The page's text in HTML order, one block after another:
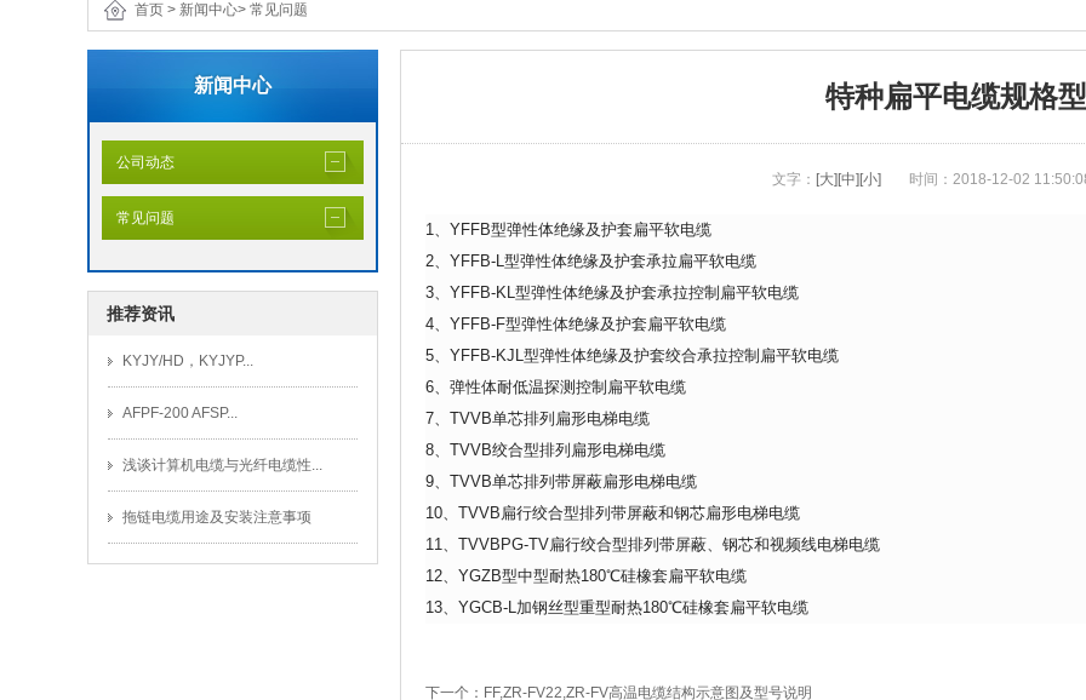
首页 > 新闻中心> 常见问题
新闻中心
公司动态
常见问题
推荐资讯
KYJY/HD，KYJYP...
AFPF-200 AFSP...
浅谈计算机电缆与光纤电缆性...
拖链电缆用途及安装注意事项
特种扁平电缆规格
文字： [大] [中] [小] 时间：2018-12-02
1、YFFB型弹性体绝缘及护套扁平软电缆
2、YFFB-L型弹性体绝缘及护套承拉扁平软电缆
3、YFFB-KL型弹性体绝缘及护套承拉控制扁平软电缆
4、YFFB-F型弹性体绝缘及护套扁平软电缆
5、YFFB-KJL型弹性体绝缘及护套绞合承拉控制扁平软电缆
6、弹性体耐低温探测控制扁平软电缆
7、TVVB单芯排列扁形电梯电缆
8、TVVB绞合型排列扁形电梯电缆
9、TVVB单芯排列带屏蔽扁形电梯电缆
10、TVVB扁行绞合型排列带屏蔽和钢芯扁形电梯电缆
11、TVVBPG-TV扁行绞合型排列带屏蔽、钢芯和视频线电梯电缆
12、YGZB型中型耐热180℃硅橡套扁平软电缆
13、YGCB-L加钢丝型重型耐热180℃硅橡套扁平软电缆
下一个： FF,ZR-FV22,ZR-FV高温电缆结构示意图及型号说明